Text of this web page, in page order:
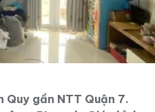
Quy gần NTT Quận 7.